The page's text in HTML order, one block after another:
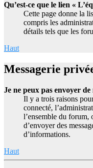
Qu’est-ce que le lien «
Cette page donne la
compris les
détails tels que les
Haut
Messagerie
Je ne peux pas envoyer de
Il y a trois raisons
connecté,
l’ensemble du forum,
d’envoyer des
d’informations.
Haut